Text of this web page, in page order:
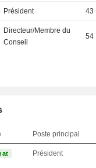
Président 43
Directeur/Membre du
Conseil
54
Poste principal
Président